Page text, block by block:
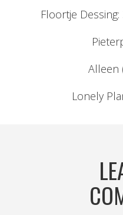
Floortje
Alleen
Lonely